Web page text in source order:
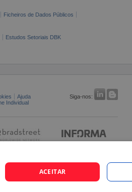
Ficheiros de Dados Públicos
Estudos Setoriais DBK
Ajuda
Siga-nos:
Individual
ACEITAR